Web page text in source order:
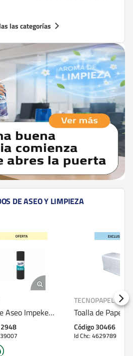
las categorías
DE ASEO Y LIMPIEZA
Toalla de Papel Tecnopapel
Interfoliada 200 Unidades